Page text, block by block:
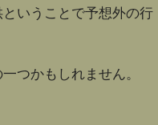
いうことで予想外の行
つかもしれません。